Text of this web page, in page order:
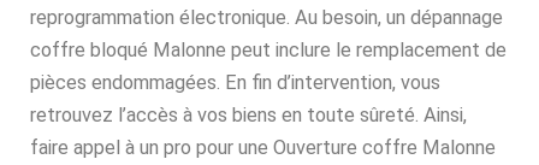
reprogrammation électronique. Au besoin, un dépannage
coffre bloqué Malonne peut inclure le remplacement de
pièces endommagées. En fin d’intervention, vous
retrouvez l’accès à vos biens en toute sûreté. Ainsi,
faire appel à un pro pour une Ouverture coffre Malonne